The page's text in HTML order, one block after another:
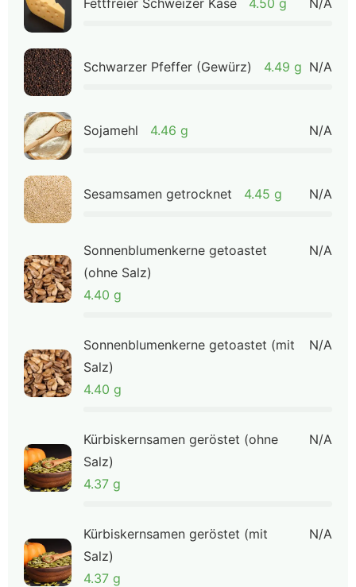
Schwarzer Pfeffer (Gewürz) 4.49 g N/A
Sojamehl 4.46 g N/A
Sesamsamen getrocknet 4.45 g N/A
Sonnenblumenkerne getoastet
(ohne Salz)
4.40 g
N/A
Sonnenblumenkerne getoastet (mit
Salz)
4.40 g
N/A
Kürbiskernsamen geröstet (ohne
Salz)
4.37 g
N/A
Kürbiskernsamen geröstet (mit
Salz)
4.37 g
N/A